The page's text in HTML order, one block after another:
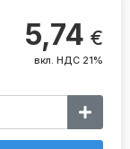
5,74 €
вкл. НДС 21%